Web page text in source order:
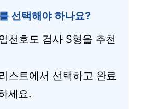
선택해야 하나요?
선호도 검사 S형을 추천
스트에서 선택하고 완료
세요.